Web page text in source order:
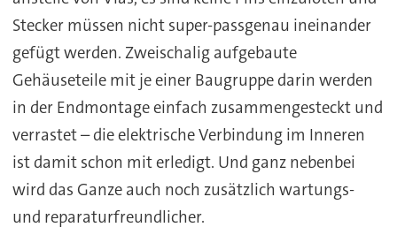
Stecker müssen nicht super-passgenau ineinander
gefügt werden. Zweischalig aufgebaute
Gehäuseteile mit je einer Baugruppe darin werden
in der Endmontage einfach zusammengesteckt und
verrastet – die elektrische Verbindung im Inneren
ist damit schon mit erledigt. Und ganz nebenbei
wird das Ganze auch noch zusätzlich wartungs-
und reparaturfreundlicher.